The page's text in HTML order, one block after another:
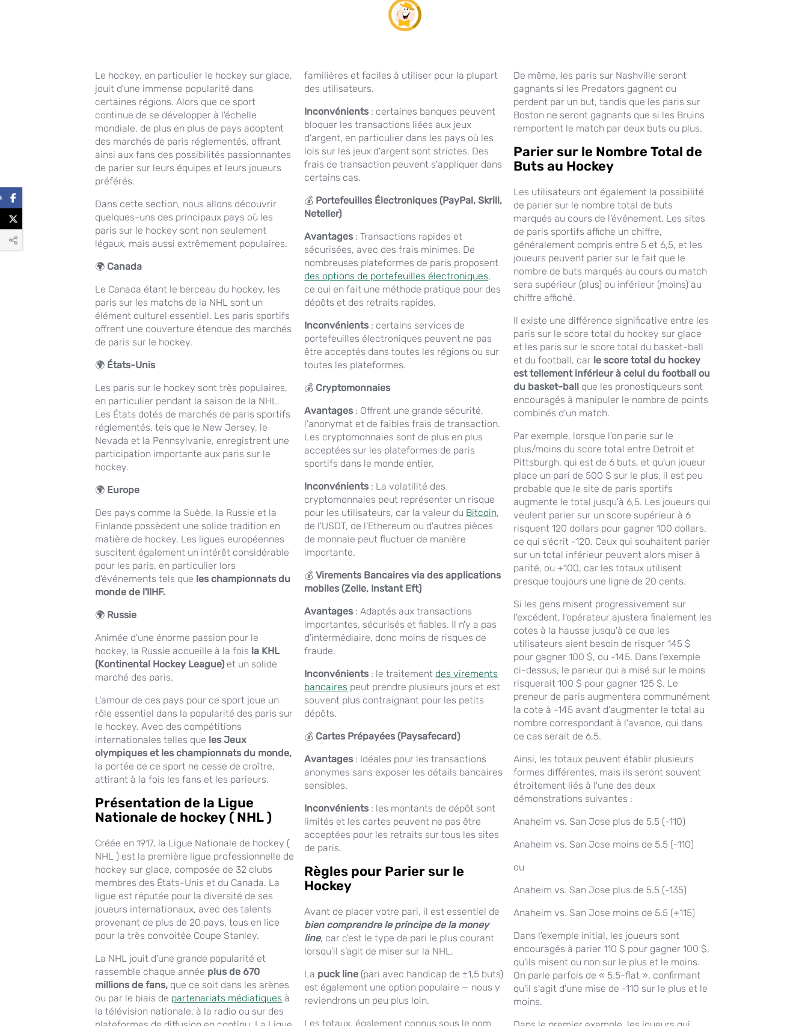
Le hockey, en particulier le hockey sur glace,
jouit d'une immense popularité dans
certaines régions. Alors que ce sport
continue de se développer à l'échelle
mondiale, de plus en plus de pays adoptent
des marchés de paris réglementés, offrant
ainsi aux fans des possibilités passionnantes
de parier sur leurs équipes et leurs joueurs
préférés.
Dans cette section, nous allons découvrir
quelques-uns des principaux pays où les
paris sur le hockey sont non seulement
légaux, mais aussi extrêmement populaires.
🌍 Canada
Le Canada étant le berceau du hockey, les
paris sur les matchs de la NHL sont un
élément culturel essentiel. Les paris sportifs
offrent une couverture étendue des marchés
de paris sur le hockey.
🌍 États-Unis
Les paris sur le hockey sont très populaires,
en particulier pendant la saison de la NHL.
Les États dotés de marchés de paris sportifs
réglementés, tels que le New Jersey, le
Nevada et la Pennsylvanie, enregistrent une
participation importante aux paris sur le
hockey.
🌍 Europe
Des pays comme la Suède, la Russie et la
Finlande possèdent une solide tradition en
matière de hockey. Les ligues européennes
suscitent également un intérêt considérable
pour les paris, en particulier lors
d'événements tels que les championnats du
monde de l'IIHF.
🌍 Russie
Animée d'une énorme passion pour le
hockey, la Russie accueille à la fois la KHL
(Kontinental Hockey League) et un solide
marché des paris.
L'amour de ces pays pour ce sport joue un
rôle essentiel dans la popularité des paris sur
le hockey. Avec des compétitions
internationales telles que les Jeux
olympiques et les championnats du monde,
la portée de ce sport ne cesse de croître,
attirant à la fois les fans et les parieurs.
Présentation de la Ligue
Nationale de hockey ( NHL )
Créée en 1917, la Ligue Nationale de hockey (
NHL ) est la première ligue professionnelle de
hockey sur glace, composée de 32 clubs
membres des États-Unis et du Canada. La
ligue est réputée pour la diversité de ses
joueurs internationaux, avec des talents
provenant de plus de 20 pays, tous en lice
pour la très convoitée Coupe Stanley.
La NHL jouit d'une grande popularité et
rassemble chaque année plus de 670
millions de fans, que ce soit dans les arènes
ou par le biais de partenariats médiatiques à
la télévision nationale, à la radio ou sur des
familières et faciles à utiliser pour la plupart
des utilisateurs.
Inconvénients : certaines banques peuvent
bloquer les transactions liées aux jeux
d'argent, en particulier dans les pays où les
lois sur les jeux d'argent sont strictes. Des
frais de transaction peuvent s'appliquer dans
certains cas.
💰 Portefeuilles Électroniques (PayPal, Skrill,
Neteller)
Avantages : Transactions rapides et
sécurisées, avec des frais minimes. De
nombreuses plateformes de paris proposent
des options de portefeuilles électroniques,
ce qui en fait une méthode pratique pour des
dépôts et des retraits rapides.
Inconvénients : certains services de
portefeuilles électroniques peuvent ne pas
être acceptés dans toutes les régions ou sur
toutes les plateformes.
💰 Cryptomonnaies
Avantages : Offrent une grande sécurité,
l'anonymat et de faibles frais de transaction.
Les cryptomonnaies sont de plus en plus
acceptées sur les plateformes de paris
sportifs dans le monde entier.
Inconvénients : La volatilité des
cryptomonnaies peut représenter un risque
pour les utilisateurs, car la valeur du Bitcoin,
de l'USDT, de l'Ethereum ou d'autres pièces
de monnaie peut fluctuer de manière
importante.
💰Virements Bancaires via des applications
mobiles (Zelle, Instant Eft)
Avantages : Adaptés aux transactions
importantes, sécurisés et fiables. Il n'y a pas
d'intermédiaire, donc moins de risques de
fraude.
Inconvénients : le traitementdes virements
bancaires peut prendre plusieurs jours et est
souvent plus contraignant pour les petits
dépôts.
💰 Cartes Prépayées (Paysafecard)
Avantages : Idéales pour les transactions
anonymes sans exposer les détails bancaires
sensibles.
Inconvénients : les montants de dépôt sont
limités et les cartes peuvent ne pas être
acceptées pour les retraits sur tous les sites
de paris.
Règles pour Parier sur le
Hockey
Avant de placer votre pari, il est essentiel de
bien comprendre le principe de la money
line, car c’est le type de pari le plus courant
lorsqu’il s’agit de miser sur la NHL.
La puck line (pari avec handicap de ±1,5 buts)
est également une option populaire — nous y
reviendrons un peu plus loin.
Les totaux, également connus sous le nom
De même, les paris sur Nashville seront
gagnants si les Predators gagnent ou
perdent par un but, tandis que les paris sur
Boston ne seront gagnants que si les Bruins
remportent le match par deux buts ou plus.
Parier sur le Nombre Total de
Buts au Hockey
Les utilisateurs ont également la possibilité
de parier sur le nombre total de buts
marqués au cours de l'événement. Les sites
de paris sportifs affiche un chiffre,
généralement compris entre 5 et 6,5, et les
joueurs peuvent parier sur le fait que le
nombre de buts marqués au cours du match
sera supérieur (plus) ou inférieur (moins) au
chiffre affiché.
Il existe une différence significative entre les
paris sur le score total du hockey sur glace
et les paris sur le score total du basket-ball
et du football, car le score total du hockey
est tellement inférieur à celui du football ou
du basket-ball que les pronostiqueurs sont
encouragés à manipuler le nombre de points
combinés d'un match.
Par exemple, lorsque l'on parie sur le
plus/moins du score total entre Detroit et
Pittsburgh, qui est de 6 buts, et qu'un joueur
place un pari de 500 $ sur le plus, il est peu
probable que le site de paris sportifs
augmente le total jusqu'à 6,5. Les joueurs qui
veulent parier sur un score supérieur à 6
risquent 120 dollars pour gagner 100 dollars,
ce qui s'écrit -120. Ceux qui souhaitent parier
sur un total inférieur peuvent alors miser à
parité, ou +100, car les totaux utilisent
presque toujours une ligne de 20 cents.
Si les gens misent progressivement sur
l'excédent, l'opérateur ajustera finalement les
cotes à la hausse jusqu'à ce que les
utilisateurs aient besoin de risquer 145 $
pour gagner 100 $, ou -145. Dans l'exemple
ci-dessus, le parieur qui a misé sur le moins
risquerait 100 $ pour gagner 125 $. Le
preneur de paris augmentera communément
la cote à -145 avant d'augmenter le total au
nombre correspondant à l'avance, qui dans
ce cas serait de 6,5.
Ainsi, les totaux peuvent établir plusieurs
formes différentes, mais ils seront souvent
étroitement liés à l'une des deux
démonstrations suivantes :
Anaheim vs. San Jose plus de 5.5 (-110)
Anaheim vs. San Jose moins de 5.5 (-110)
ou
Anaheim vs. San Jose plus de 5.5 (-135)
Anaheim vs. San Jose moins de 5.5 (+115)
Dans l'exemple initial, les joueurs sont
encouragés à parier 110 $ pour gagner 100 $,
qu'ils misent ou non sur le plus et le moins.
On parle parfois de « 5.5-flat », confirmant
qu'il s'agit d'une mise de -110 sur le plus et le
moins.